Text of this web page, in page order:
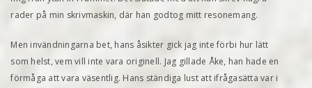
rader på min skrivmaskin, där han godtog mitt resonemang.
Men invändningarna bet, hans åsikter gick jag inte förbi hur lätt
som helst, vem vill inte vara originell. Jag gillade Åke, han hade en
förmåga att vara väsentlig. Hans ständiga lust att ifrågasätta var i